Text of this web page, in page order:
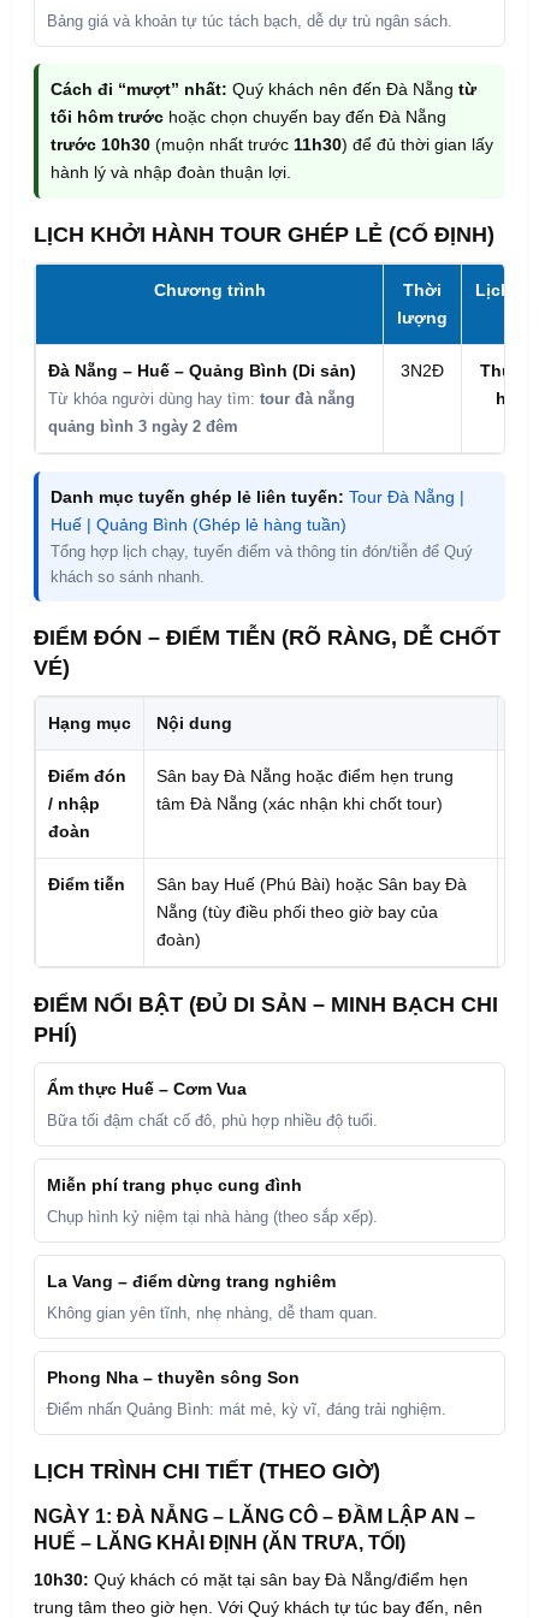
Bảng giá và khoản tự túc tách bạch, dễ dự trù ngân sách.
Cách đi “mượt” nhất: Quý khách nên đến Đà Nẵng từ
tối hôm trước hoặc chọn chuyến bay đến Đà Nẵng
trước 10h30 (muộn nhất trước 11h30) để đủ thời gian lấy
hành lý và nhập đoàn thuận lợi.
LỊCH KHỞI HÀNH TOUR GHÉP LẺ (CỐ ĐỊNH)
Chương trình
Thời
lượng
Lịch
Đà Nẵng – Huế – Quảng Bình (Di sản)
Từ khóa người dùng hay tìm: tour đà nẵng
quảng bình 3 ngày 2 đêm
3N2Đ
Thứ 6
Danh mục tuyến ghép lẻ liên tuyến: Tour Đà Nẵng |
Huế | Quảng Bình (Ghép lẻ hàng tuần)
Tổng hợp lịch chạy, tuyến điểm và thông tin đón/tiễn để Quý
khách so sánh nhanh.
ĐIỂM ĐÓN – ĐIỂM TIỄN (RÕ RÀNG, DỄ CHỐT
VÉ)
Hạng mục Nội dung
Điểm đón
/ nhập
đoàn
Sân bay Đà Nẵng hoặc điểm hẹn trung
tâm Đà Nẵng (xác nhận khi chốt tour)
Điểm tiễn
Sân bay Huế (Phú Bài) hoặc Sân bay Đà
Nẵng (tùy điều phối theo giờ bay của
đoàn)
ĐIỂM NỔI BẬT (ĐỦ DI SẢN – MINH BẠCH CHI
PHÍ)
Ẩm thực Huế – Cơm Vua
Bữa tối đậm chất cố đô, phù hợp nhiều độ tuổi.
Miễn phí trang phục cung đình
Chụp hình kỷ niệm tại nhà hàng (theo sắp xếp).
La Vang – điểm dừng trang nghiêm
Không gian yên tĩnh, nhẹ nhàng, dễ tham quan.
Phong Nha – thuyền sông Son
Điểm nhấn Quảng Bình: mát mẻ, kỳ vĩ, đáng trải nghiệm.
LỊCH TRÌNH CHI TIẾT (THEO GIỜ)
NGÀY 1: ĐÀ NẴNG – LĂNG CÔ – ĐẦM LẬP AN –
HUẾ – LĂNG KHẢI ĐỊNH (ĂN TRƯA, TỐI)
10h30: Quý khách có mặt tại sân bay Đà Nẵng/điểm hẹn
trung tâm theo giờ hẹn. Với Quý khách tự túc bay đến, nên